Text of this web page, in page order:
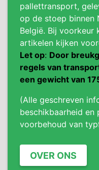
pallettransport,
op de stoep binnen
België. Bij voorkeur
artikelen kijken
Let op: Door
regels van
een gewicht van
(Alle geschreven
beschikbaarheid en
voorbehoud van
OVER ONS